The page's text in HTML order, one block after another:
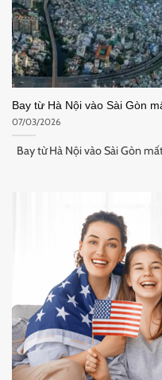
Bay từ Hà Nội vào Sài Gòn
07/03/2026
Bay từ Hà Nội vào Sài Gòn